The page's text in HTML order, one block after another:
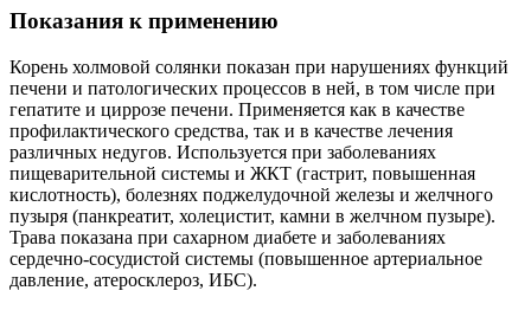
Показания к применению
Корень холмовой солянки показан при нарушениях функций
печени и патологических процессов в ней, в том числе при
гепатите и циррозе печени. Применяется как в качестве
профилактического средства, так и в качестве лечения
различных недугов. Используется при заболеваниях
пищеварительной системы и ЖКТ (гастрит, повышенная
кислотность), болезнях поджелудочной железы и желчного
пузыря (панкреатит, холецистит, камни в желчном пузыре).
Трава показана при сахарном диабете и заболеваниях
сердечно-сосудистой системы (повышенное артериальное
давление, атеросклероз, ИБС).